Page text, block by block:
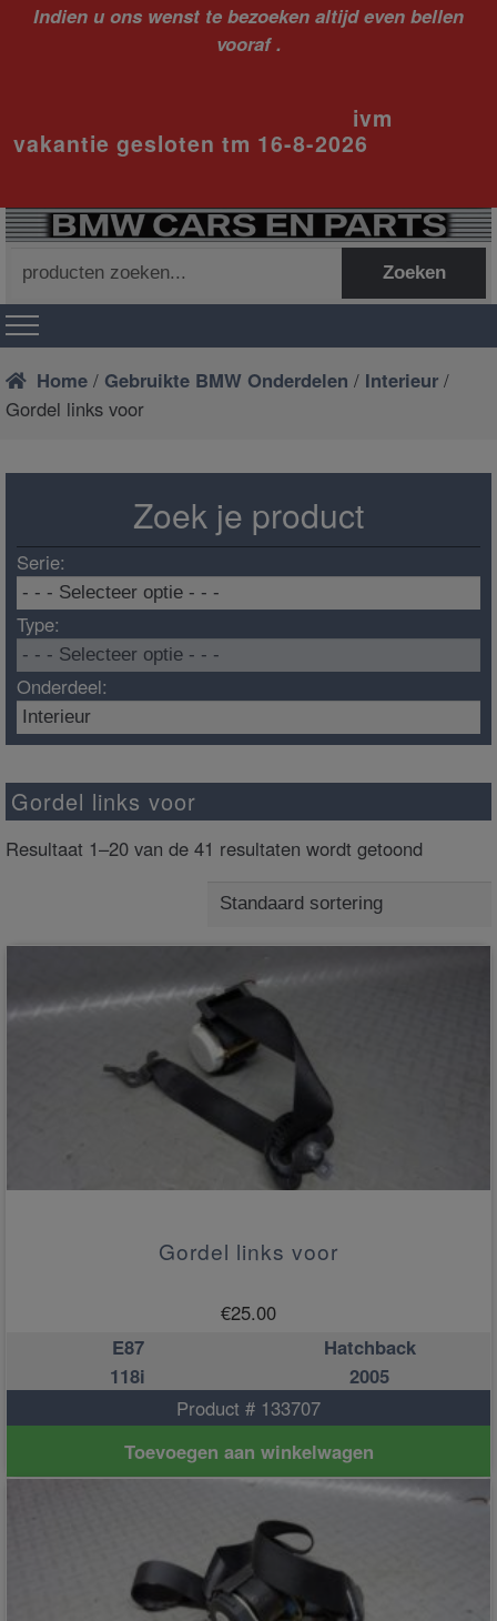
Indien u ons wenst te bezoeken altijd even bellen
vooraf .
ivm
vakantie gesloten tm 16-8-2026
naar:
Zoeken
Home / Gebruikte BMW Onderdelen / Interieur /
Gordel links voor
Zoek je product
Serie:
Type:
Onderdeel:
Gordel links voor
Resultaat 1–20 van de 41 resultaten wordt getoond
Gordel links voor
€25.00
E87
Hatchback
118i
2005
Product # 133707
Toevoegen aan winkelwagen